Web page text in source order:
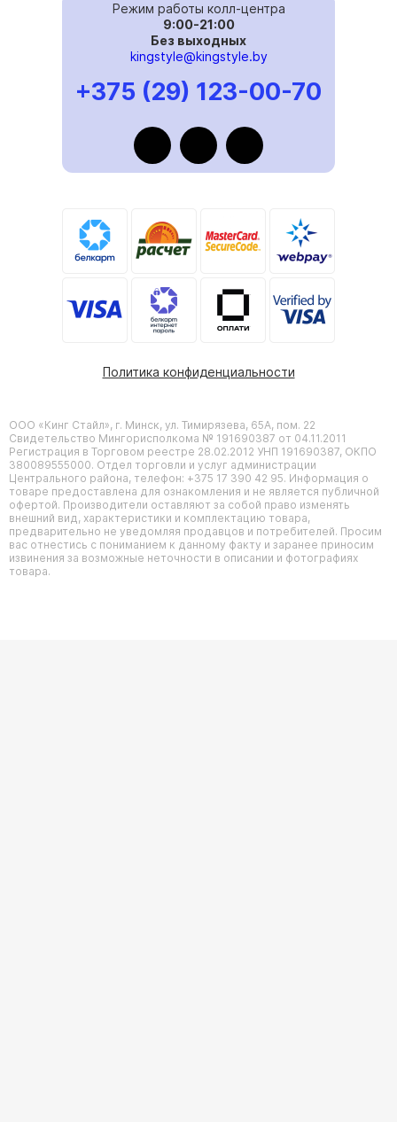
Режим работы колл-центра
9:00-21:00
Без выходных
kingstyle@kingstyle.by
+375 (29) 123-00-70
Политика конфиденциальности
ООО «Кинг Стайл», г. Минск, ул. Тимирязева, 65А, пом. 22
Свидетельство Мингорисполкома № 191690387 от 04.11.2011
Регистрация в Торговом реестре 28.02.2012 УНП 191690387, ОКПО
380089555000. Отдел торговли и услуг администрации
Центрального района, телефон: +375 17 390 42 95. Информация о
товаре предоставлена для ознакомления и не является публичной
офертой. Производители оставляют за собой право изменять
внешний вид, характеристики и комплектацию товара,
предварительно не уведомляя продавцов и потребителей. Просим
вас отнестись с пониманием к данному факту и заранее приносим
извинения за возможные неточности в описании и фотографиях
товара.